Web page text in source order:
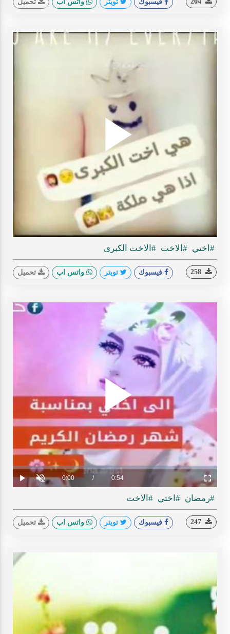
فيسبوك تويتر واتس اب تحميل
Play
#اختي #الاخت #الاخت الكبرى
فيسبوك تويتر واتس اب تحميل
Play
Play Unmute Current
0:00 / Duration
0:54
Loaded:
0%
Progress:
0%
Fullscreen
#رمضان #اختي #الاخت
فيسبوك تويتر واتس اب تحميل